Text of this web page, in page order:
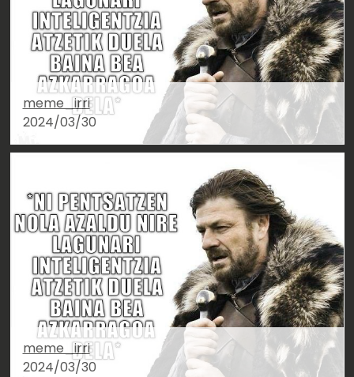
meme_irri
2024/03/30
meme_irri
2024/03/30